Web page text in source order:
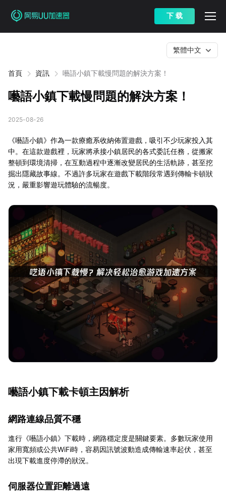
下 载
首頁 資訊 囈語小鎮下載慢問題的解決方案！
繁體中文
囈語小鎮下載慢問題的解決方案！
2025-08-26
《囈語小鎮》作為一款療癒系收納佈置遊戲，吸引不少玩家投入其
中。在這款遊戲裡，玩家將承接小鎮居民的各式委託任務，從搬家
整頓到環境清掃，在互動過程中逐漸改變居民的生活軌跡，甚至挖
掘出隱藏故事線。不過許多玩家在遊戲下載階段常遇到傳輸卡頓狀
況，嚴重影響遊玩體驗的流暢度。
囈語小鎮下載卡頓主因解析
網路連線品質不穩
進行《囈語小鎮》下載時，網路穩定度是關鍵要素。多數玩家使用
家用寬頻或公共WiFi時，容易因訊號波動造成傳輸速率起伏，甚至
出現下載進度停滯的狀況。
伺服器位置距離過遠